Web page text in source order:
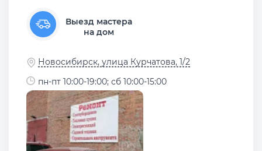
Выезд мастера
на дом
Новосибирск, улица Курчатова, 1/2
пн-пт 10:00-19:00; сб 10:00-15:00